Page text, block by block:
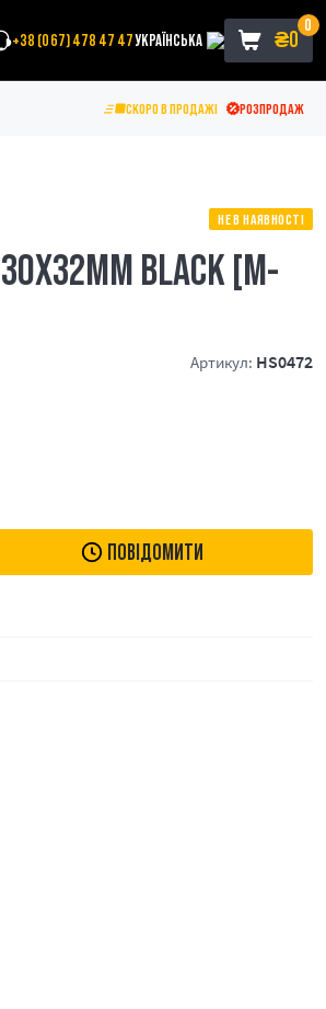
+38 (067) 478 47 47УКРАЇНСЬКА
0
₴0
СКОРО В ПРОДАЖІ РОЗПРОДАЖ
НЕ В НАЯВНОСТІ
BLACK [M-
Артикул: HS0472
ПОВІДОМИТИ